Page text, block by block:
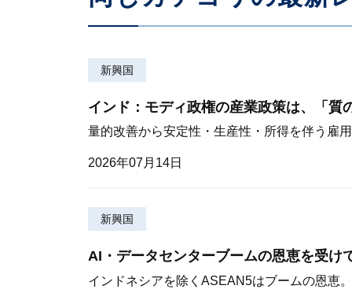
新興国
インド：モディ政権の産業政策は、「質
量的改善から安定性・生産性・所得を伴う雇
2026年07月14日
新興国
AI・データセンターブームの恩恵を受け
インドネシアを除くASEAN5はブームの恩恵